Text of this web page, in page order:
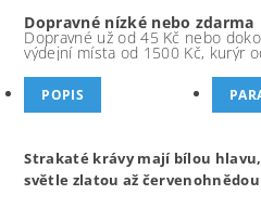
Dopravné nízké nebo zdarma
Dopravné už od 45 Kč nebo
výdejní místa od 1500 Kč, kurýr
POPIS
Strakaté krávy mají bílou
světle zlatou až